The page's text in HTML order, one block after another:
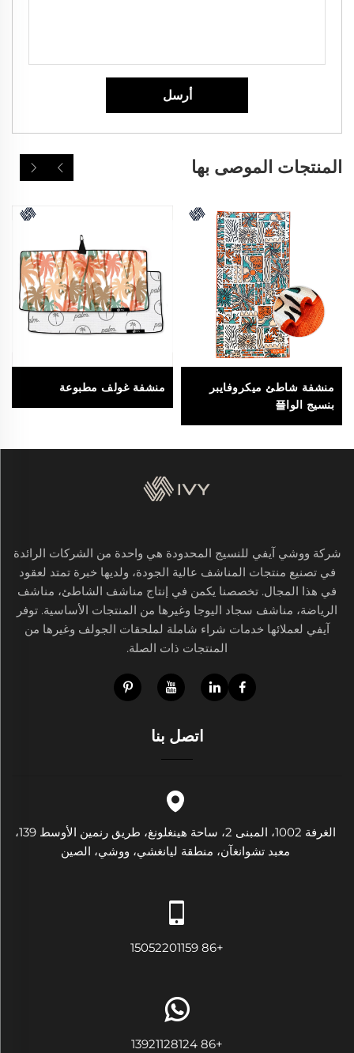
أرسل
المنتجات الموصى بها
منشفة شاطئ ميكروفايبر
بنسيج الوا플
منشفة غولف مطبوعة
شركة ووشي آيفي للنسيج المحدودة هي واحدة من الشركات الرائدة
في تصنيع منتجات المناشف عالية الجودة، ولديها خبرة تمتد لعقود
في هذا المجال. تخصصنا يكمن في إنتاج مناشف الشاطئ، مناشف
الرياضة، مناشف سجاد اليوجا وغيرها من المنتجات الأساسية. توفر
آيفي لعملائها خدمات شراء شاملة لملحقات الجولف وغيرها من
المنتجات ذات الصلة.
اتصل بنا
الغرفة 1002، المبنى 2، ساحة هينغلونغ، طريق رنمين الأوسط 139،
معبد تشوانغآن، منطقة ليانغشي، ووشي، الصين
+86 15052201159
+86 13921128124